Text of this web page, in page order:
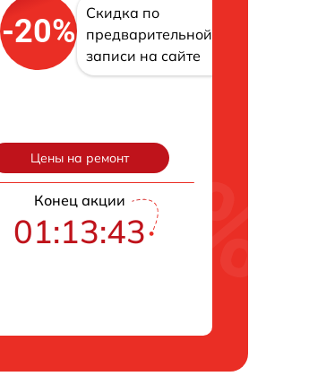
-20%
Скидка по
предварительной
записи на сайте
Цены на ремонт
Конец акции
01:13:42